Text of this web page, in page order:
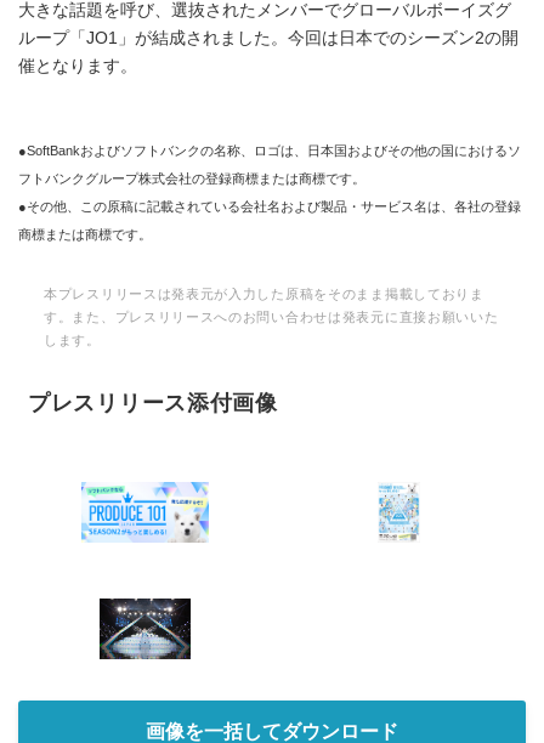
大きな話題を呼び、選抜されたメンバーでグローバルボーイズグ
ループ「JO1」が結成されました。今回は日本でのシーズン2の開
催となります。
●SoftBankおよびソフトバンクの名称、ロゴは、日本国およびその他の国におけるソ
フトバンクグループ株式会社の登録商標または商標です。
●その他、この原稿に記載されている会社名および製品・サービス名は、各社の登録
商標または商標です。
本プレスリリースは発表元が入力した原稿をそのまま掲載しておりま
す。また、プレスリリースへのお問い合わせは発表元に直接お願いいた
します。
プレスリリース添付画像
画像を一括してダウンロード